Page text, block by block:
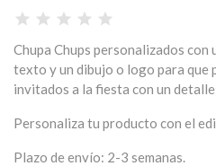
Chupa Chups personalizados con
texto y un dibujo o logo para que
invitados a la fiesta con un
Personaliza tu producto con el
Plazo de envío: 2-3 semanas.